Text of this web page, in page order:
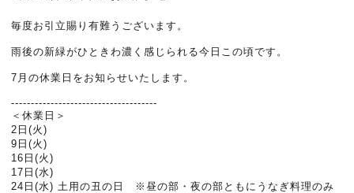
毎度お引立賜り有難うございます。
雨後の新緑がひときわ濃く感じられる今日この頃です。
7月の休業日をお知らせいたします。
-------------------------------------
＜休業日＞
2日(火)
9日(火)
16日(火)
17日(水)
24日(水) 土用の丑の日 ※昼の部・夜の部ともにうなぎ料理のみ